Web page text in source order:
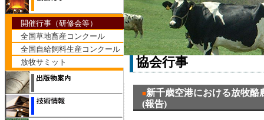
開催行事（研修会等）
全国草地畜産コンクール
全国自給飼料生産コンクール
放牧サミット
協会行事
■新千歳空港における放牧酪
(報告)